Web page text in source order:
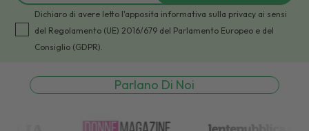
Dichiaro di avere letto l'apposita informativa sulla privacy ai sensi
del Regolamento (UE) 2016/679 del Parlamento Europeo e del
Consiglio (GDPR).
Parlano Di Noi